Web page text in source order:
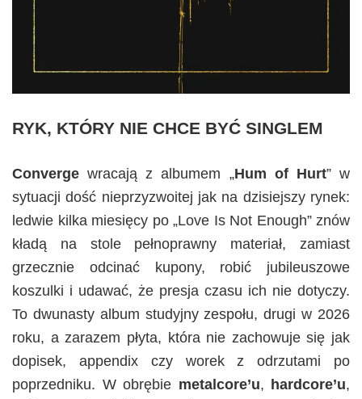
RYK, KTÓRY NIE CHCE BYĆ SINGLEM
Converge wracają z albumem „Hum of Hurt” w
sytuacji dość nieprzyzwoitej jak na dzisiejszy rynek:
ledwie kilka miesięcy po „Love Is Not Enough” znów
kładą na stole pełnoprawny materiał, zamiast
grzecznie odcinać kupony, robić jubileuszowe
koszulki i udawać, że presja czasu ich nie dotyczy.
To dwunasty album studyjny zespołu, drugi w 2026
roku, a zarazem płyta, która nie zachowuje się jak
dopisek, appendix czy worek z odrzutami po
poprzedniku. W obrębie metalcore’u, hardcore’u,